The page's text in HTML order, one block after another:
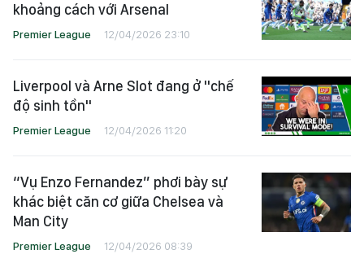
khoảng cách với Arsenal
Premier League 12/04/2026 23:10
Liverpool và Arne Slot đang ở "chế
độ sinh tồn"
Premier League 12/04/2026 11:20
“Vụ Enzo Fernandez” phơi bày sự
khác biệt căn cơ giữa Chelsea và
Man City
Premier League 12/04/2026 08:39